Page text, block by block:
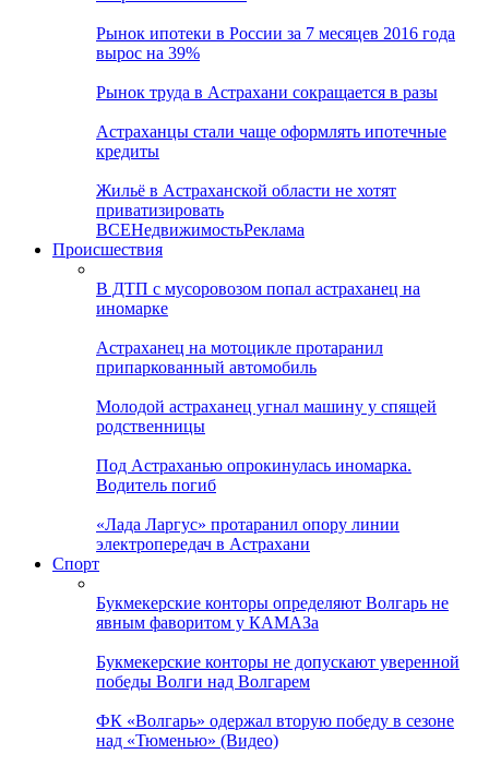
Рынок ипотеки в России за 7 месяцев 2016 года
вырос на 39%
Рынок труда в Астрахани сокращается в разы
Астраханцы стали чаще оформлять ипотечные
кредиты
Жильё в Астраханской области не хотят
приватизировать
ВСЕНедвижимостьРеклама
Происшествия
В ДТП с мусоровозом попал астраханец на
иномарке
Астраханец на мотоцикле протаранил
припаркованный автомобиль
Молодой астраханец угнал машину у спящей
родственницы
Под Астраханью опрокинулась иномарка.
Водитель погиб
«Лада Ларгус» протаранил опору линии
электропередач в Астрахани
Спорт
Букмекерские конторы определяют Волгарь не
явным фаворитом у КАМАЗа
Букмекерские конторы не допускают уверенной
победы Волги над Волгарем
ФК «Волгарь» одержал вторую победу в сезоне
над «Тюменью» (Видео)